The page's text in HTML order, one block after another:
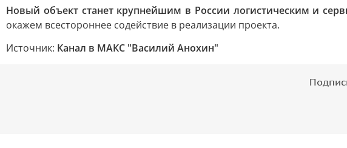
Новый объект станет крупнейшим в России логистическим и
окажем всестороннее содействие в реализации проекта.
Источник: Канал в МАКС "Василий Анохин"